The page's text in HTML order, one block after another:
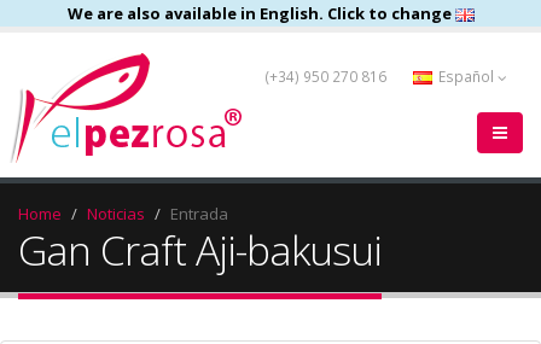
We are also available in English. Click to change
(+34) 950 270 816 Español
Home Noticias Entrada
Gan Craft Aji-bakusui